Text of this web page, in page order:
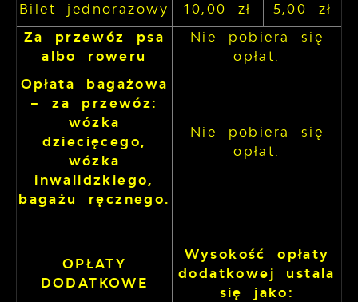
Bilet jednorazowy
10,00 zł
5,00 zł
Za przewóz psa
albo roweru
Nie pobiera się
opłat.
Opłata bagażowa
– za przewóz:
wózka
dziecięcego,
wózka
inwalidzkiego,
bagażu ręcznego.
Nie pobiera się
opłat.
OPŁATY
DODATKOWE
Wysokość opłaty
dodatkowej ustala
się jako: